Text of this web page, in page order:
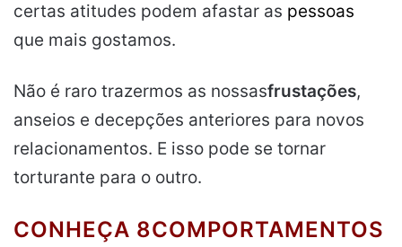
certas atitudes podem afastar as pessoas
que mais gostamos.
Não é raro trazermos as nossasfrustações,
anseios e decepções anteriores para novos
relacionamentos. E isso pode se tornar
torturante para o outro.
CONHEÇA 8COMPORTAMENTOS